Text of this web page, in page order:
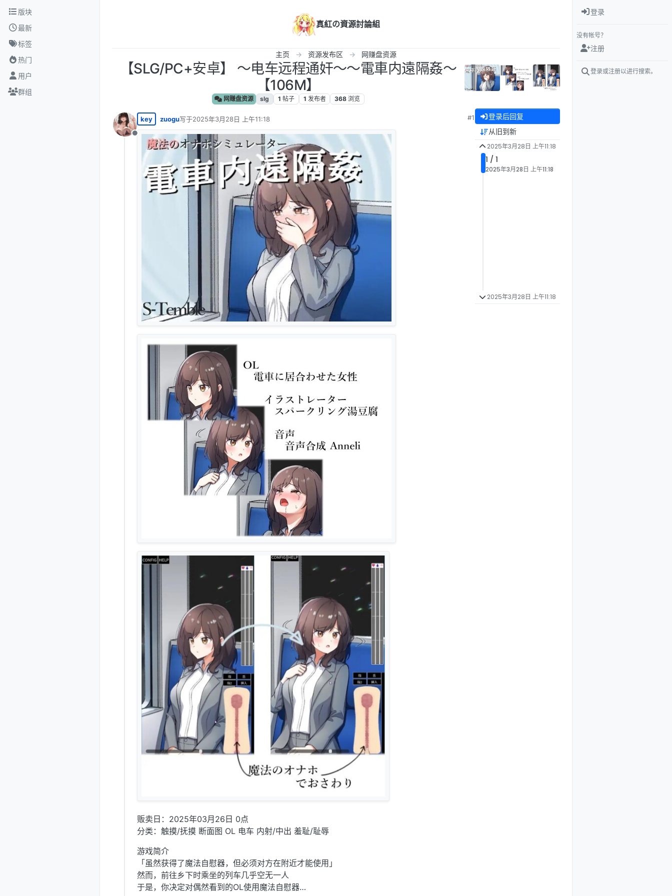
跳转至内容
版块
最新
标签
热门
用户
群组
真紅の資源討論組
主页 资源发布区 网赚盘资源
【SLG/PC+安卓】 ～电车远程通奸～～電車内遠隔姦～
【106M】
网赚盘资源 slg 1 帖子 1 发布者 368 浏览
离线
key zuogu写于2025年3月28日 上午11:18
最后由 编辑
#1
贩卖日：2025年03月26日 0点
分类：触摸/抚摸 断面图 OL 电车 内射/中出 羞耻/耻辱
游戏简介
「虽然获得了魔法自慰器，但必须对方在附近才能使用」
然而，前往乡下时乘坐的列车几乎空无一人
于是，你决定对偶然看到的OL使用魔法自慰器…
登录后回复
从旧到新
2025年3月28日 上午11:18
1 / 1
2025年3月28日 上午11:18
2025年3月28日 上午11:18
登录
没有帐号？
注册
登录或注册以进行搜索。